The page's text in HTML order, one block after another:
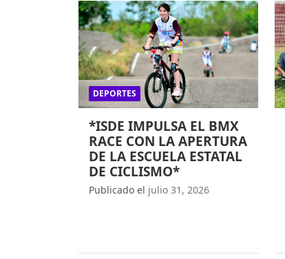
DEPORTES
*ISDE IMPULSA EL BMX
RACE CON LA APERTURA
DE LA ESCUELA ESTATAL
DE CICLISMO*
Publicado el julio 31, 2026